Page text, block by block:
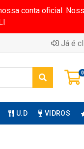
conta oficial.
Já é
0
U.D VIDROS